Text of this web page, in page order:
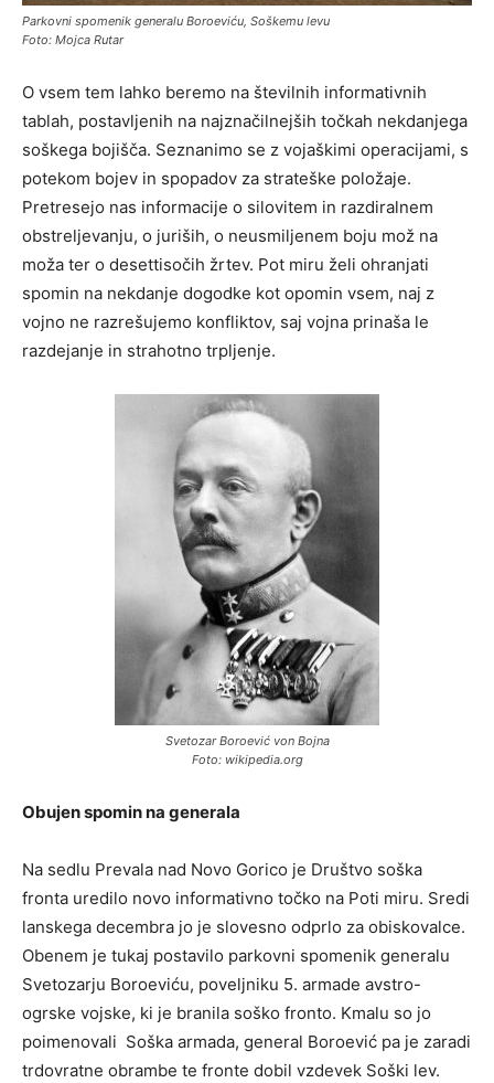
Parkovni spomenik generalu Boroeviću, Soškemu levu
Foto: Mojca Rutar
O vsem tem lahko beremo na številnih informativnih
tablah, postavljenih na najznačilnejših točkah nekdanjega
soškega bojišča. Seznanimo se z vojaškimi operacijami, s
potekom bojev in spopadov za strateške položaje.
Pretresejo nas informacije o silovitem in razdiralnem
obstreljevanju, o juriših, o neusmiljenem boju mož na
moža ter o desettisočih žrtev. Pot miru želi ohranjati
spomin na nekdanje dogodke kot opomin vsem, naj z
vojno ne razrešujemo konfliktov, saj vojna prinaša le
razdejanje in strahotno trpljenje.
Svetozar Boroević von Bojna
Foto: wikipedia.org
Obujen spomin na generala
Na sedlu Prevala nad Novo Gorico je Društvo soška
fronta uredilo novo informativno točko na Poti miru. Sredi
lanskega decembra jo je slovesno odprlo za obiskovalce.
Obenem je tukaj postavilo parkovni spomenik generalu
Svetozarju Boroeviću, poveljniku 5. armade avstro-
ogrske vojske, ki je branila soško fronto. Kmalu so jo
poimenovali Soška armada, general Boroević pa je zaradi
trdovratne obrambe te fronte dobil vzdevek Soški lev.